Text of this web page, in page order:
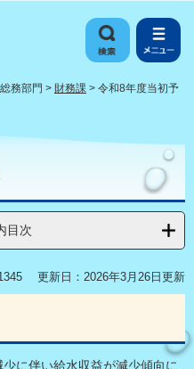
総務部門 > 財務課 > 令和8年度当初予
目次
更新日：2026年3月26日更新
に伴い給水収益が減少傾向に